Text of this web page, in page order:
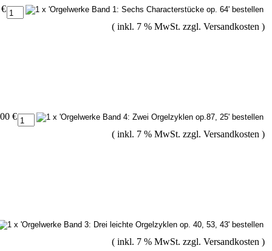
( inkl. 7 % MwSt. zzgl. Versandkosten )
€
( inkl. 7 % MwSt. zzgl. Versandkosten )
( inkl. 7 % MwSt. zzgl. Versandkosten )